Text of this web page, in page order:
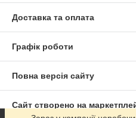
Доставка та оплата
Графік роботи
Повна версія сайту
Сайт створено на